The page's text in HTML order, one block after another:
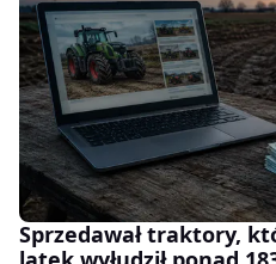
Sprzedawał traktory,